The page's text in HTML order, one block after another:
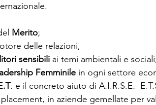
Merito;
delle relazioni,
sensibili ai temi ambientali e
Femminile in ogni settore
. e il concreto aiuto di A.I.R.S.E.
in aziende gemellate per